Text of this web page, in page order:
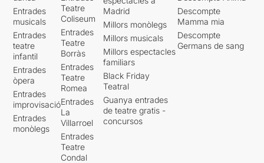
Entrades
musicals
Entrades
teatre
infantil
Entrades
òpera
Entrades
improvisació
Entrades
monòlegs
Teatre
Coliseum
Entrades
Teatre
Borràs
Entrades
Teatre
Romea
Entrades
La
Villarroel
Entrades
Teatre
Condal
Madrid
Millors monòlegs
Millors musicals
Millors espectacles
familiars
Black Friday
Teatral
Guanya entrades
de teatre gratis -
concursos
Descompte
Mamma mia
Descompte
Germans de sang